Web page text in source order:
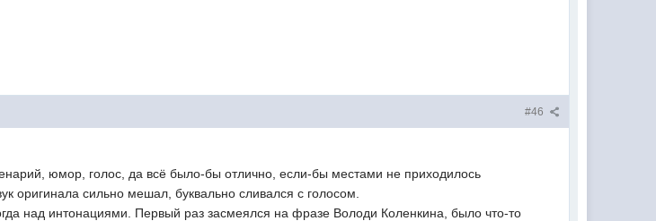
#46
юмор, голос, да всё было-бы отлично, если-бы местами не приходилось
оригинала сильно мешал, буквально сливался с голосом.
над интонациями. Первый раз засмеялся на фразе Володи Коленкина, было что-то